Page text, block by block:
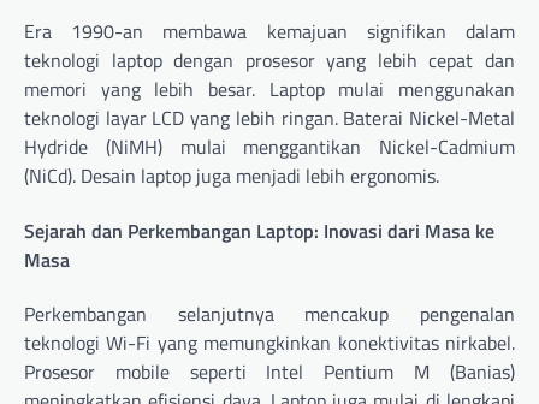
Era 1990-an membawa kemajuan signifikan dalam
teknologi laptop dengan prosesor yang lebih cepat dan
memori yang lebih besar. Laptop mulai menggunakan
teknologi layar LCD yang lebih ringan. Baterai Nickel-Metal
Hydride (NiMH) mulai menggantikan Nickel-Cadmium
(NiCd). Desain laptop juga menjadi lebih ergonomis.
Sejarah dan Perkembangan Laptop: Inovasi dari Masa ke
Masa
Perkembangan selanjutnya mencakup pengenalan
teknologi Wi-Fi yang memungkinkan konektivitas nirkabel.
Prosesor mobile seperti Intel Pentium M (Banias)